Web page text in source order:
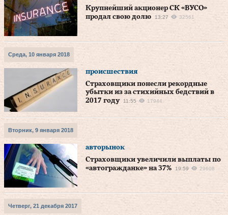
Крупнейший акционер СК «ВУСО»
продал свою долю
13:27 32561
Среда, 10 января 2018
происшествия
Страховщики понесли рекордные
убытки из за стихийных бедствий в
2017 году
11:55 17944
Вторник, 9 января 2018
авторынок
Страховщики увеличили выплаты по
«автогражданке» на 37%
19:59 29608
Четверг, 21 декабря 2017